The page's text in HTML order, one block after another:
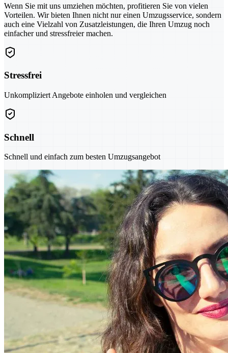
Wenn Sie mit uns umziehen möchten, profitieren Sie von vielen
Vorteilen. Wir bieten Ihnen nicht nur einen Umzugsservice, sondern
auch eine Vielzahl von Zusatzleistungen, die Ihren Umzug noch
einfacher und stressfreier machen.
Stressfrei
Unkompliziert Angebote einholen und vergleichen
Schnell
Schnell und einfach zum besten Umzugsangebot